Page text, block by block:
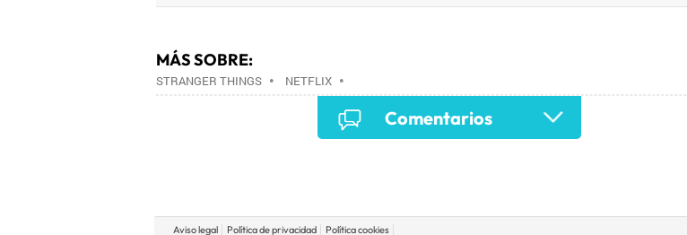
MÁS SOBRE:
STRANGER THINGS• NETFLIX•
Comentarios
Aviso legal Política de privacidad Política cookies